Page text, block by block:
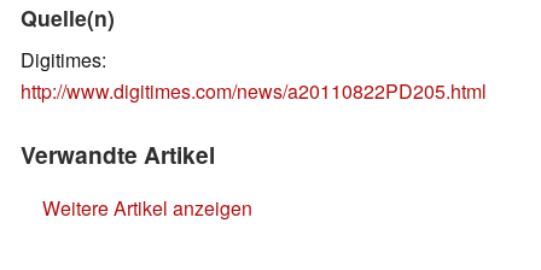
Quelle(n)
Digitimes:
http://www.digitimes.com/news/a20110822PD205.html
Verwandte Artikel
Weitere Artikel anzeigen